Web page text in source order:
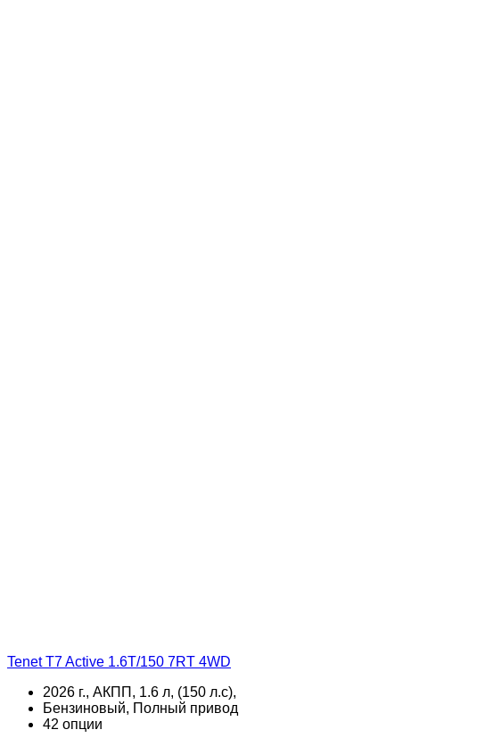
Tenet T7 Active 1.6T/150 7RT 4WD
2026 г., АКПП, 1.6 л, (150 л.с),
Бензиновый, Полный привод
42 опции